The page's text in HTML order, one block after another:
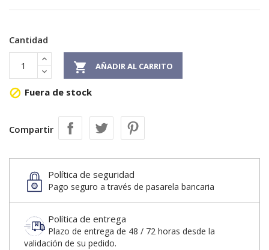
Cantidad
 AÑADIR AL CARRITO
 Fuera de stock
Compartir
Política de seguridad
Pago seguro a través de pasarela bancaria
Política de entrega
Plazo de entrega de 48 / 72 horas desde la
validación de su pedido.